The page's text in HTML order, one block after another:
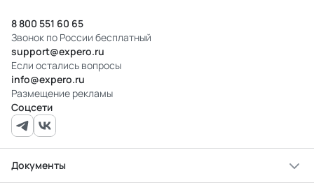
8 800 551 60 65
Звонок по России бесплатный
support@expero.ru
Если остались вопросы
info@expero.ru
Размещение рекламы
Соцсети
Документы